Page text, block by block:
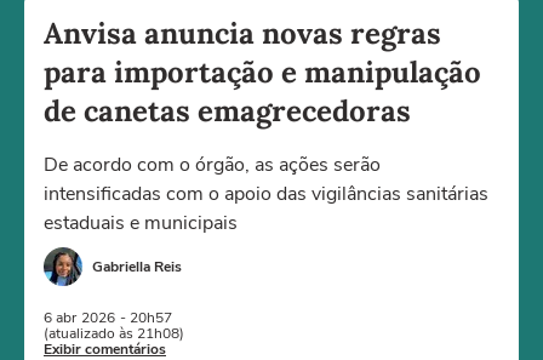
Anvisa anuncia novas regras
para importação e manipulação
de canetas emagrecedoras
De acordo com o órgão, as ações serão
intensificadas com o apoio das vigilâncias sanitárias
estaduais e municipais
Gabriella Reis
6 abr 2026 - 20h57
(atualizado às 21h08)
Exibir comentários